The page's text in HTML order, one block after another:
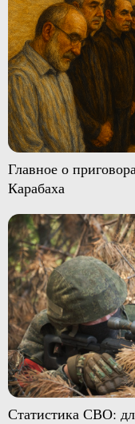
Главное о
Карабаха
Статистика СВО: